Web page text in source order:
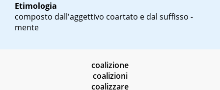
Etimologia
composto dall'aggettivo coartato e dal suffisso -
mente
coalizione
coalizioni
coalizzare